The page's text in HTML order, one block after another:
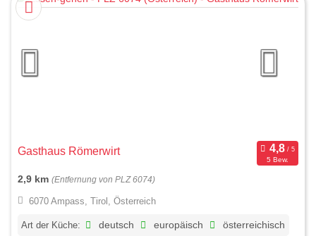
Gasthaus Römerwirt
5 Bew.
2,9 km (Entfernung von PLZ 6074)
6070 Ampass, Tirol, Österreich
Art der Küche: deutsch europäisch österreichisch